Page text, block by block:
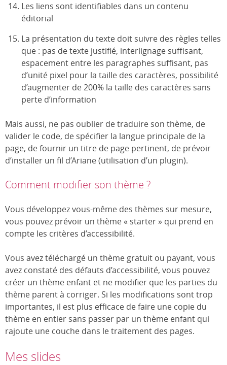
Les liens sont identifiables dans un contenu
éditorial
La présentation du texte doit suivre des règles telles
que : pas de texte justifié, interlignage suffisant,
espacement entre les paragraphes suffisant, pas
d’unité pixel pour la taille des caractères, possibilité
d’augmenter de 200% la taille des caractères sans
perte d’information
Mais aussi, ne pas oublier de traduire son thème, de
valider le code, de spécifier la langue principale de la
page, de fournir un titre de page pertinent, de prévoir
d’installer un fil d’Ariane (utilisation d’un plugin).
Comment modifier son thème ?
Vous développez vous-même des thèmes sur mesure,
vous pouvez prévoir un thème « starter » qui prend en
compte les critères d’accessibilité.
Vous avez téléchargé un thème gratuit ou payant, vous
avez constaté des défauts d’accessibilité, vous pouvez
créer un thème enfant et ne modifier que les parties du
thème parent à corriger. Si les modifications sont trop
importantes, il est plus efficace de faire une copie du
thème en entier sans passer par un thème enfant qui
rajoute une couche dans le traitement des pages.
Mes slides